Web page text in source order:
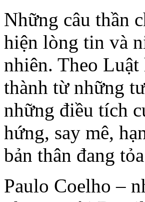
Những câu thần
hiện lòng tin và
nhiên. Theo
thành từ những
những điều tích
hứng, say mê,
bản thân đang
Paulo Coelho –